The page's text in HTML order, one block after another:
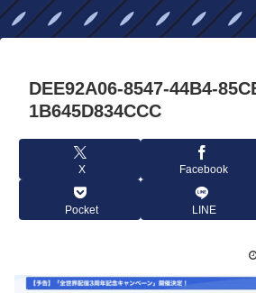
DEE92A06-8547-44B4-
1B645D834CCC
X Facebook
Pocket LINE